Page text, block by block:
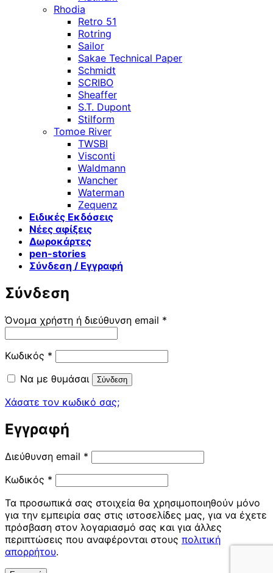
Rhodia
Retro 51
Rotring
Sailor
Sakae Technical Paper
Schmidt
SCRIBO
Sheaffer
S.T. Dupont
Stilform
Tomoe River
TWSBI
Visconti
Waldmann
Wancher
Waterman
Zequenz
Ειδικές Εκδόσεις
Νέες αφίξεις
Δωροκάρτες
pen-stories
Σύνδεση / Εγγραφή
Σύνδεση
Όνομα χρήστη ή διεύθυνση email *
Κωδικός * Απαιτείται
Να με θυμάσαι
Σύνδεση
Χάσατε τον κωδικό σας;
Εγγραφή
Διεύθυνση email * Απαιτείται
Κωδικός * Απαιτείται
Τα προσωπικά σας στοιχεία θα χρησιμοποιηθούν μόνο
για την εμπειρία σας στις ιστοσελίδες μας, για να έχετε
πρόσβαση στον λογαριασμό σας και για άλλες
περιπτώσεις που αναφέρονται στους πολιτική
απορρήτου.